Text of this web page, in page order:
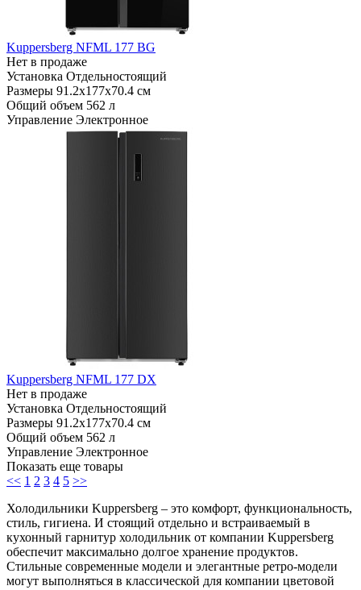
Kuppersberg NFML 177 BG
Нет в продаже
Установка Отдельностоящий
Размеры 91.2х177х70.4 см
Общий объем 562 л
Управление Электронное
Kuppersberg NFML 177 DX
Нет в продаже
Установка Отдельностоящий
Размеры 91.2х177х70.4 см
Общий объем 562 л
Управление Электронное
Показать еще товары
<< 1 2 3 4 5 >>
Холодильники Kuppersberg – это комфорт, функциональность,
стиль, гигиена. И стоящий отдельно и встраиваемый в
кухонный гарнитур холодильник от компании Kuppersberg
обеспечит максимально долгое хранение продуктов.
Стильные современные модели и элегантные ретро-модели
могут выполняться в классической для компании цветовой